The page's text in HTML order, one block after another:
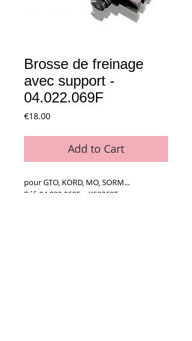
Brosse de freinage
avec support -
04.022.069F
€18.00Price
Add to Cart
pour GTO, KORD, MO, SORM...
Réf. 04.022.069F = KS2269F